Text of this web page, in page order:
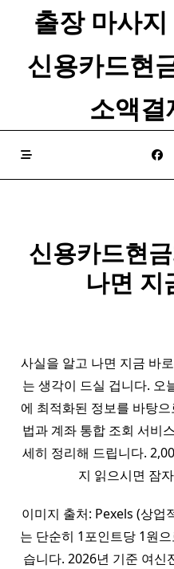
출장 마사
신용카드현
소액
신용카드현
나면 지
사실을 알고 나면 지금 바
는 생각이 드실 겁니다. 오
에 최적화된 정보를 바탕으
법과 계좌 통합 조회 서비
세히 정리해 드립니다.
지 읽으시면 잠
이미지 출처: Pexels (상업
는 단순히 1포인트당 1원
습니다. 2026년 기준 여신